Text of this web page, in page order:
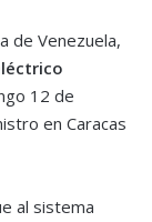
de Venezuela,
12 de
en Caracas
al sistema